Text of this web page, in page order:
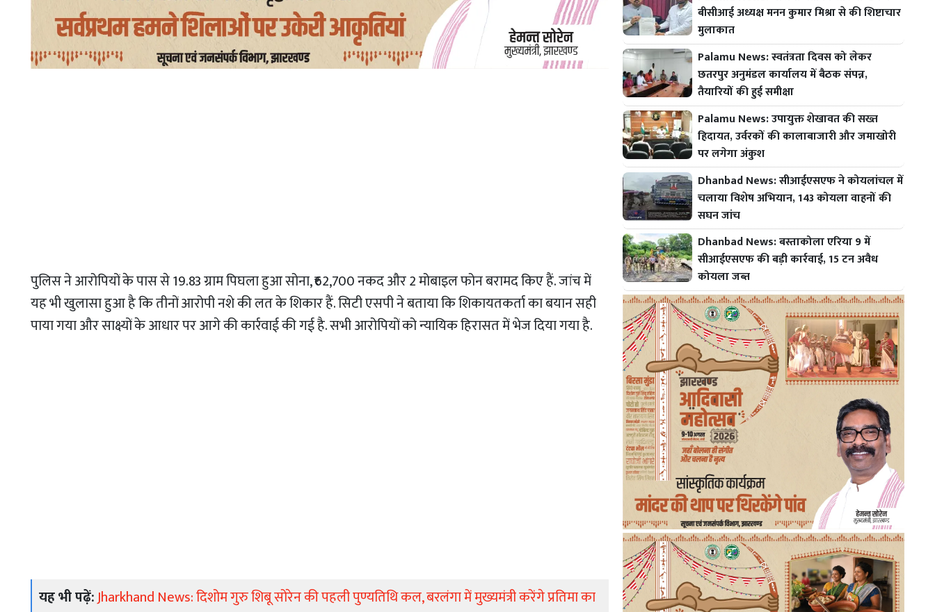
पुलिस ने आरोपियों के पास से 19.83 ग्राम पिघला हुआ सोना, ₹62,700 नकद और 2 मोबाइल फोन बरामद किए हैं. जांच में
यह भी खुलासा हुआ है कि तीनों आरोपी नशे की लत के शिकार हैं. सिटी एसपी ने बताया कि शिकायतकर्ता का बयान सही
पाया गया और साक्ष्यों के आधार पर आगे की कार्रवाई की गई है. सभी आरोपियों को न्यायिक हिरासत में भेज दिया गया है.
यह भी पढ़ें:Jharkhand News: दिशोम गुरु शिबू सोरेन की पहली पुण्यतिथि कल, बरलंगा में मुख्यमंत्री करेंगे प्रतिमा का
बीसीआई अध्यक्ष मनन कुमार मिश्रा से की शिष्टाचार
मुलाकात
Palamu News: स्वतंत्रता दिवस को लेकर
छतरपुर अनुमंडल कार्यालय में बैठक संपन्न,
तैयारियों की हुई समीक्षा
Palamu News: उपायुक्त शेखावत की सख्त
हिदायत, उर्वरकों की कालाबाजारी और जमाखोरी
पर लगेगा अंकुश
Dhanbad News: सीआईएसएफ ने कोयलांचल में
चलाया विशेष अभियान, 143 कोयला वाहनों की
सघन जांच
Dhanbad News: बस्ताकोला एरिया 9 में
सीआईएसएफ की बड़ी कार्रवाई, 15 टन अवैध
कोयला जब्त